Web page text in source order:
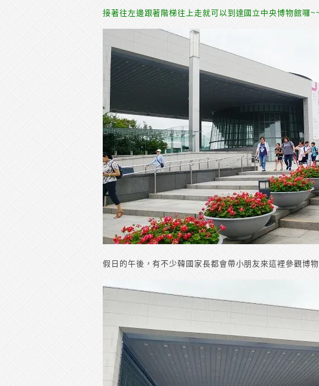
接著往左邊跟著階梯往上走就可以到達國立中央博物館囉
假日的午後，有不少韓國家長都會帶小朋友來這裡參觀博